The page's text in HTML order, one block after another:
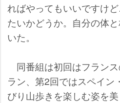
ればやってもいいですけ
たいかどうか。自分の体
いた。
同番組は初回はフラン
ラン、第2回ではスペイン
びり山歩きを楽しむ姿を